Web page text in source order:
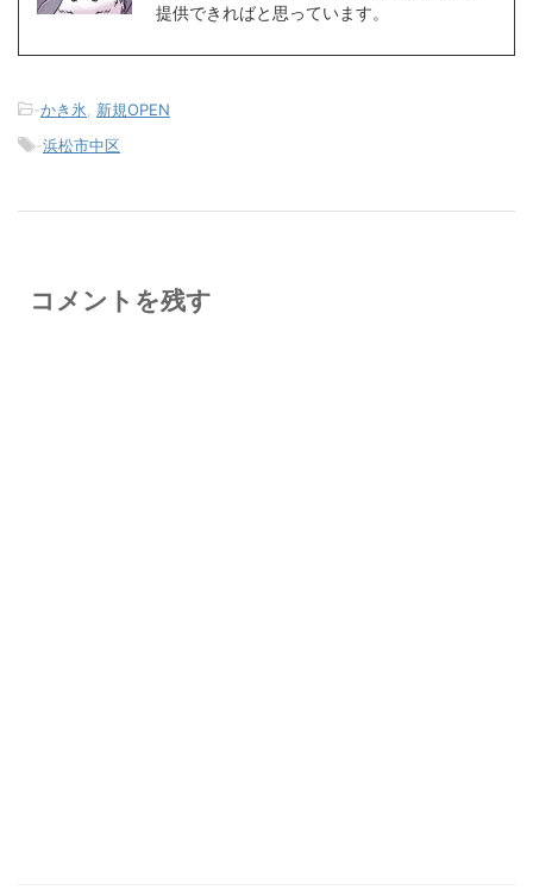
提供できればと思っています。
-かき氷
新規OPEN
-浜松市中区
コメントを残す